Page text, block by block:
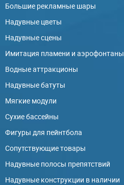
Большие рекламные шары
Надувные цветы
Надувные сцены
Имитация пламени и аэрофонтаны
Водные аттракционы
Надувные батуты
Мягкие модули
Сухие бассейны
Фигуры для пейнтбола
Сопутствующие товары
Надувные полосы препятствий
Надувные конструкции в наличии